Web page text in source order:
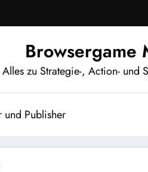
Browsergame
Alles zu Strategie-, Action- und
und Publisher